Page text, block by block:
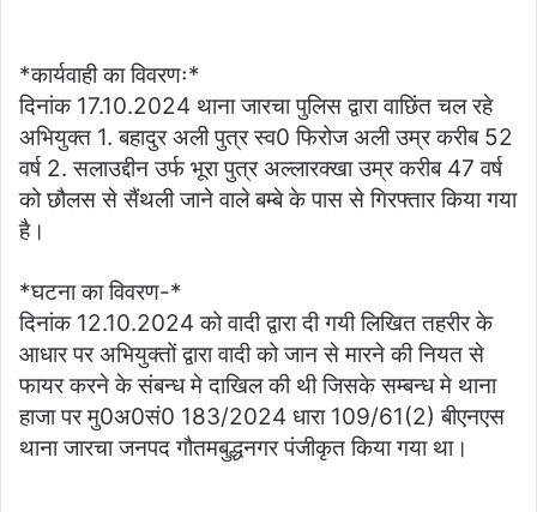
*कार्यवाही का विवरणः*
दिनांक 17.10.2024 थाना जारचा पुलिस द्वारा वाछिंत चल रहे
अभियुक्त 1. बहादुर अली पुत्र स्व0 फिरोज अली उम्र करीब 52
वर्ष 2. सलाउद्दीन उर्फ भूरा पुत्र अल्लारक्खा उम्र करीब 47 वर्ष
को छौलस से सैंथली जाने वाले बम्बे के पास से गिरफ्तार किया गया
है।
*घटना का विवरण-*
दिनांक 12.10.2024 को वादी द्वारा दी गयी लिखित तहरीर के
आधार पर अभियुक्तों द्वारा वादी को जान से मारने की नियत से
फायर करने के संबन्ध मे दाखिल की थी जिसके सम्बन्ध मे थाना
हाजा पर मु0अ0सं0 183/2024 धारा 109/61(2) बीएनएस
थाना जारचा जनपद गौतमबुद्धनगर पंजीकृत किया गया था।